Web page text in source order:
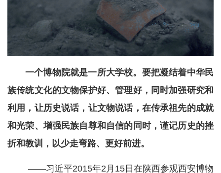
一个博物院就是一所大学校。要把凝结着中华民
族传统文化的文物保护好、管理好，同时加强研究和
利用，让历史说话，让文物说话，在传承祖先的成就
和光荣、增强民族自尊和自信的同时，谨记历史的挫
折和教训，以少走弯路、更好前进。
——习近平2015年2月15日在陕西参观西安博物